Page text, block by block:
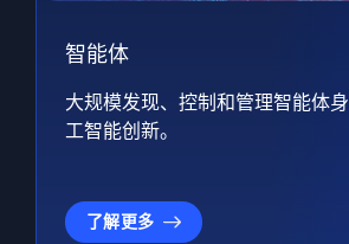
智能体
大规模发现、控制和管理智能体
工智能创新。
了解更多